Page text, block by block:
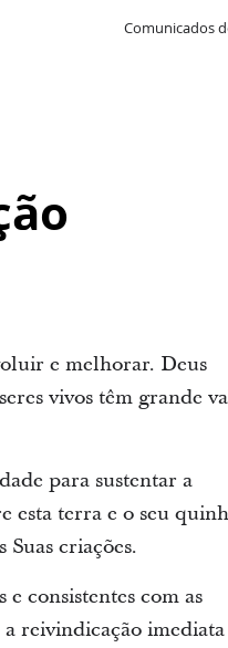
Comunicados
e melhorar. Deus
vivos têm grande
para sustentar a
esta terra e o seu
criações.
consistentes com as
a reivindicação